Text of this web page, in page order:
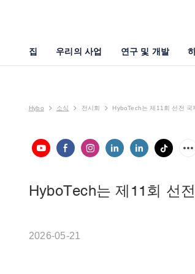
집 우리의 사업 연구 및 개발
Hybo 소식 전시회 HyboTech는 제11회 선전 국
HyboTech는 제11회 선
2026-05-21